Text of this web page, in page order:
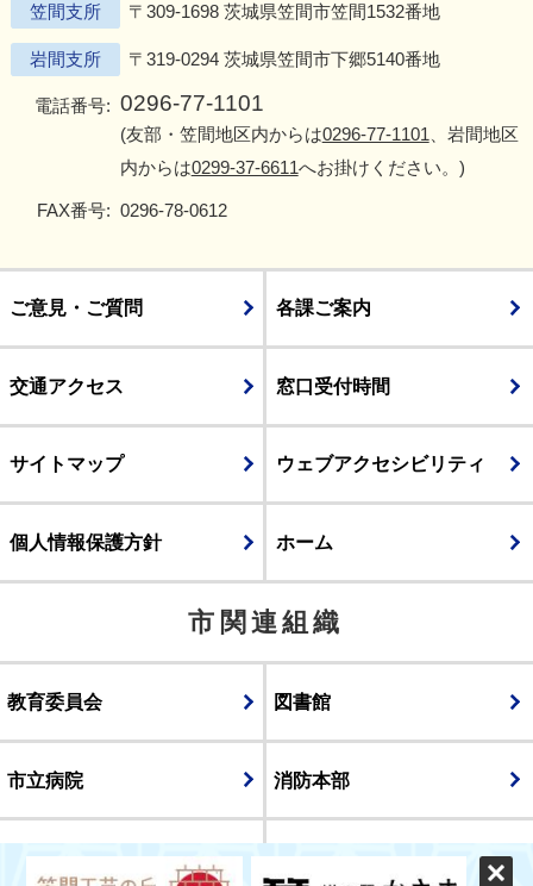
笠間支所 〒309-1698 茨城県笠間市笠間1532番地
岩間支所 〒319-0294 茨城県笠間市下郷5140番地
電話番号: 0296-77-1101
(友部・笠間地区内からは0296-77-1101 、岩間地区
内からは0299-37-6611へお掛けください。)
FAX番号: 0296-78-0612
ご意見・ご質問 各課ご案内
交通アクセス 窓口受付時間
サイトマップ ウェブアクセシビリティ
個人情報保護方針 ホーム
市関連組織
教育委員会 図書館
市立病院 消防本部
議会